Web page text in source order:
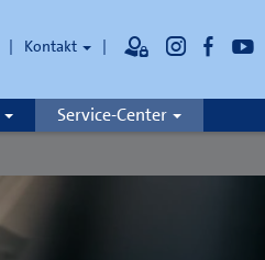
Kontakt
Service-Center